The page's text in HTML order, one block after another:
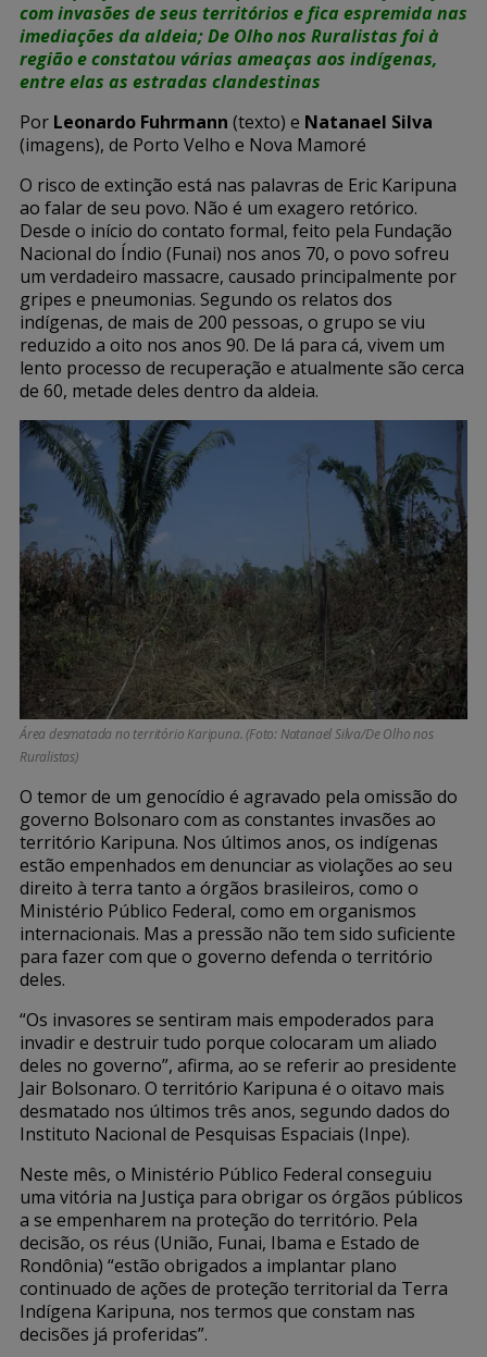
com invasões de seus territórios e fica espremida nas
imediações da aldeia; De Olho nos Ruralistas foi à
região e constatou várias ameaças aos indígenas,
entre elas as estradas clandestinas
Por Leonardo Fuhrmann (texto) e Natanael Silva
(imagens), de Porto Velho e Nova Mamoré
O risco de extinção está nas palavras de Eric Karipuna
ao falar de seu povo. Não é um exagero retórico.
Desde o início do contato formal, feito pela Fundação
Nacional do Índio (Funai) nos anos 70, o povo sofreu
um verdadeiro massacre, causado principalmente por
gripes e pneumonias. Segundo os relatos dos
indígenas, de mais de 200 pessoas, o grupo se viu
reduzido a oito nos anos 90. De lá para cá, vivem um
lento processo de recuperação e atualmente são cerca
de 60, metade deles dentro da aldeia.
Área desmatada no território Karipuna. (Foto: Natanael Silva/De Olho nos
Ruralistas)
O temor de um genocídio é agravado pela omissão do
governo Bolsonaro com as constantes invasões ao
território Karipuna. Nos últimos anos, os indígenas
estão empenhados em denunciar as violações ao seu
direito à terra tanto a órgãos brasileiros, como o
Ministério Público Federal, como em organismos
internacionais. Mas a pressão não tem sido suficiente
para fazer com que o governo defenda o território
deles.
“Os invasores se sentiram mais empoderados para
invadir e destruir tudo porque colocaram um aliado
deles no governo”, afirma, ao se referir ao presidente
Jair Bolsonaro. O território Karipuna é o oitavo mais
desmatado nos últimos três anos, segundo dados do
Instituto Nacional de Pesquisas Espaciais (Inpe).
Neste mês, o Ministério Público Federal conseguiu
uma vitória na Justiça para obrigar os órgãos públicos
a se empenharem na proteção do território. Pela
decisão, os réus (União, Funai, Ibama e Estado de
Rondônia) “estão obrigados a implantar plano
continuado de ações de proteção territorial da Terra
Indígena Karipuna, nos termos que constam nas
decisões já proferidas”.